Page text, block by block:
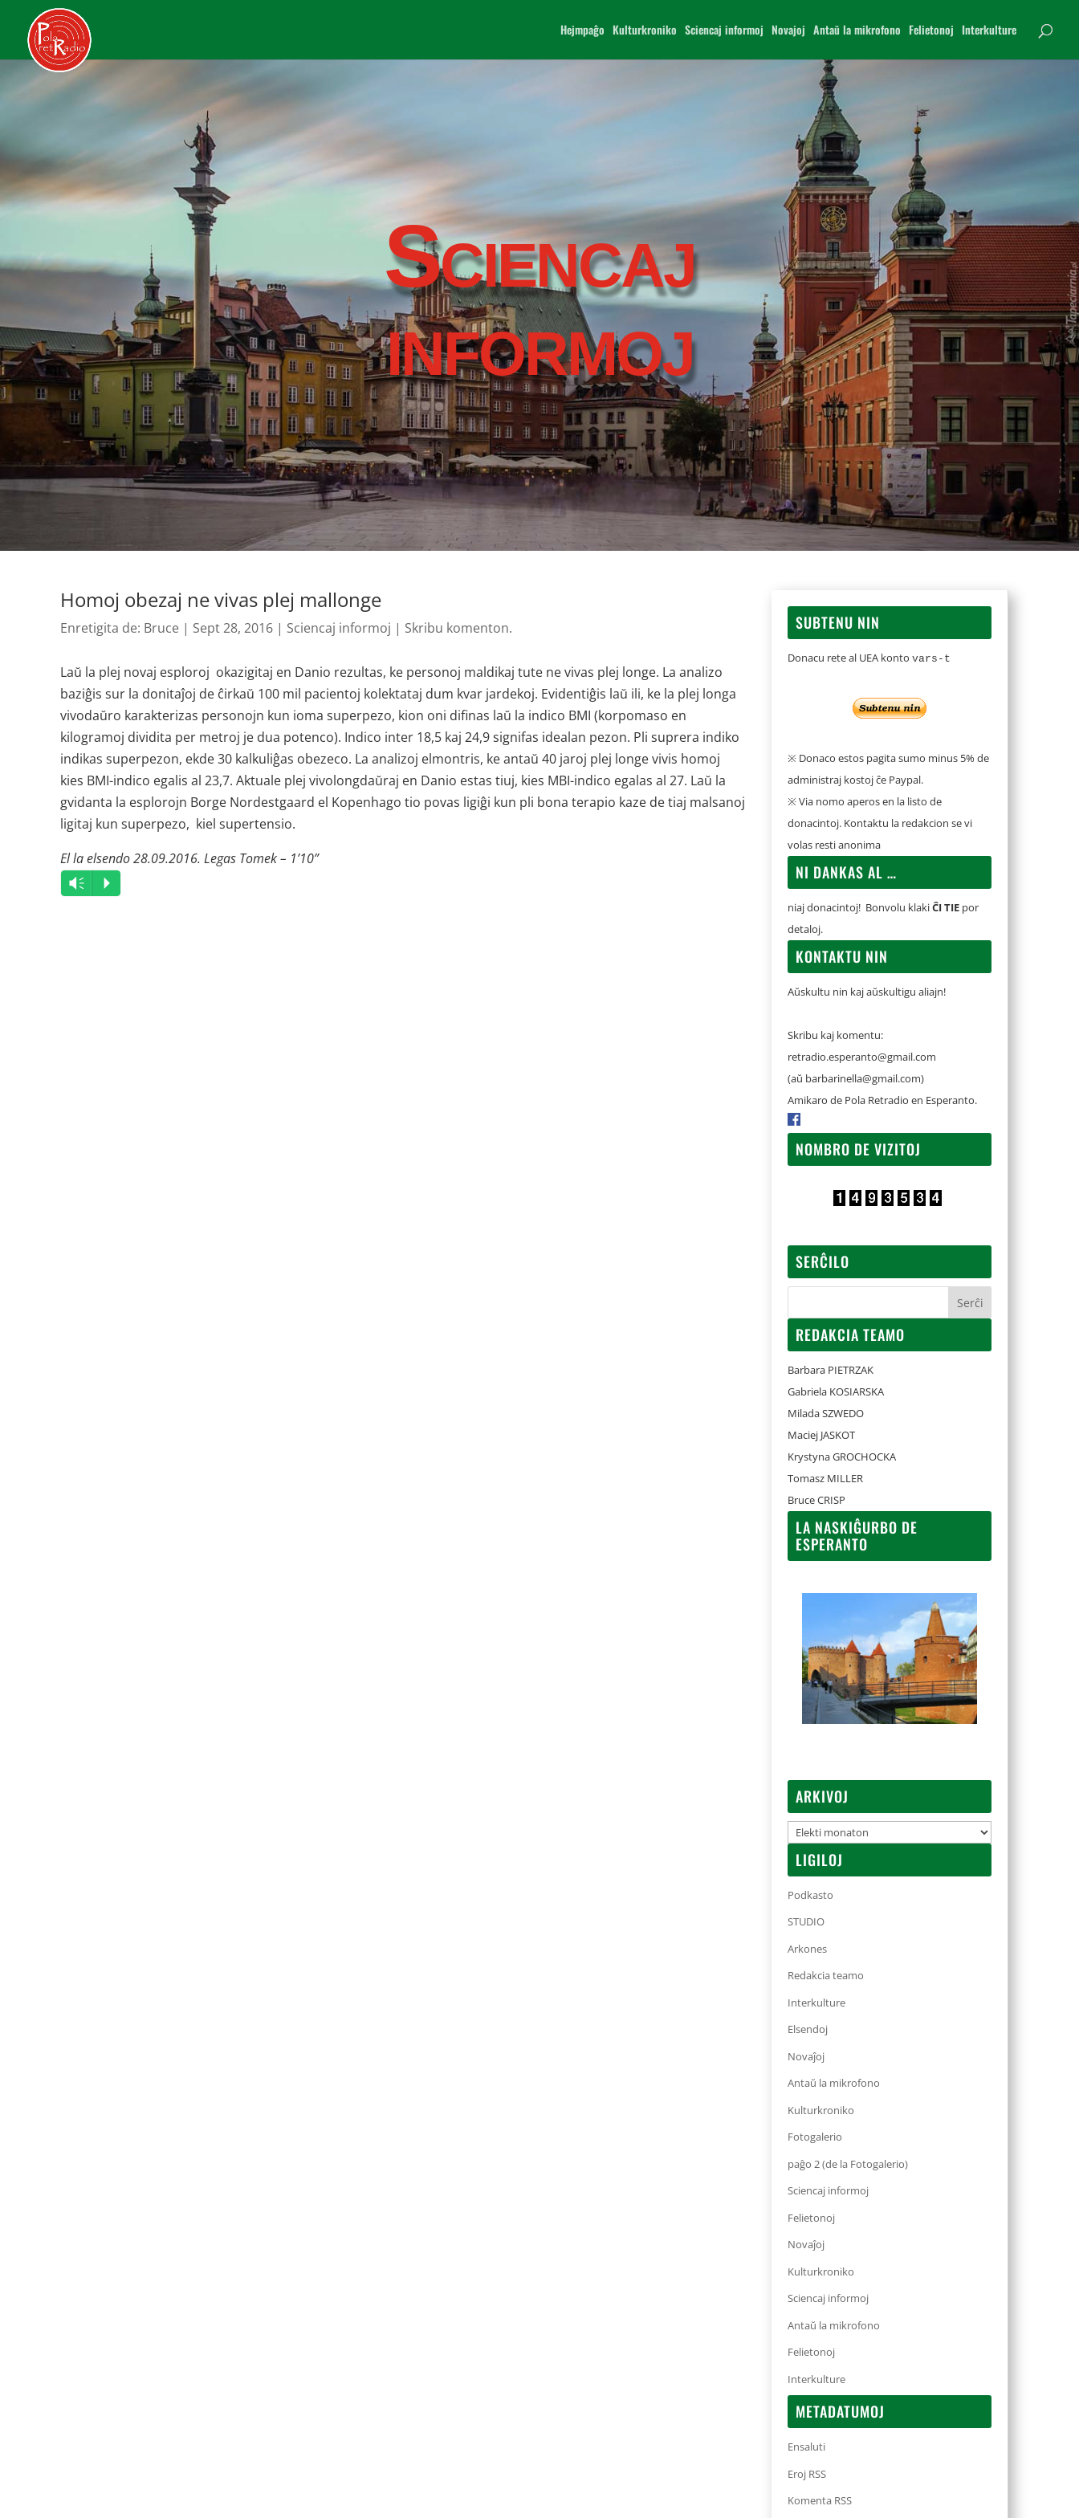
Hejmpaĝo Kulturkroniko Sciencaj informoj Novajoj Antaŭ la mikrofono Felietonoj Interkulture
Sciencaj
informoj
Homoj obezaj ne vivas plej mallonge
Enretigita de: Bruce| Sept 28, 2016| Sciencaj informoj | Skribu komenton.
Laŭ la plej novaj esploroj okazigitaj en Danio rezultas, ke personoj maldikaj tute ne vivas plej longe. La analizo
baziĝis sur la donitaĵoj de ĉirkaŭ 100 mil pacientoj kolektataj dum kvar jardekoj. Evidentiĝis laŭ ili, ke la plej longa
vivodaŭro karakterizas personojn kun ioma superpezo, kion oni difinas laŭ la indico BMI (korpomaso en
kilogramoj dividita per metroj je dua potenco). Indico inter 18,5 kaj 24,9 signifas idealan pezon. Pli suprera indiko
indikas superpezon, ekde 30 kalkuliĝas obezeco. La analizoj elmontris, ke antaŭ 40 jaroj plej longe vivis homoj
kies BMI-indico egalis al 23,7. Aktuale plej vivolongdaŭraj en Danio estas tiuj, kies MBI-indico egalas al 27. Laŭ la
gvidanta la esplorojn Borge Nordestgaard el Kopenhago tio povas ligiĝi kun pli bona terapio kaze de tiaj malsanoj
ligitaj kun superpezo, kiel supertensio.
El la elsendo 28.09.2016. Legas Tomek – 1’10”
Audio
Player
Vm P
SUBTENU NIN
Donacu rete al UEA konto vars-t
※ Donaco estos pagita sumo minus 5% de
administraj kostoj ĉe Paypal.
※ Via nomo aperos en la listo de
donacintoj. Kontaktu la redakcion se vi
volas resti anonima
NI DANKAS AL …
niaj donacintoj! Bonvolu klakiĈI TIEpor
detaloj.
KONTAKTU NIN
Aŭskultu nin kaj aŭskultigu aliajn!
Skribu kaj komentu:
retradio.esperanto@gmail.com
(aŭ barbarinella@gmail.com)
Amikaro de Pola Retradio en Esperanto.
NOMBRO DE VIZITOJ
SERĈILO
REDAKCIA TEAMO
Barbara PIETRZAK
Gabriela KOSIARSKA
Milada SZWEDO
Maciej JASKOT
Krystyna GROCHOCKA
Tomasz MILLER
Bruce CRISP
LA NASKIĜURBO DE
ESPERANTO
ARKIVOJ
Arkivoj
LIGILOJ
Podkasto
STUDIO
Arkones
Redakcia teamo
Interkulture
Elsendoj
Novaĵoj
Antaŭ la mikrofono
Kulturkroniko
Fotogalerio
paĝo 2 (de la Fotogalerio)
Sciencaj informoj
Felietonoj
Novaĵoj
Kulturkroniko
Sciencaj informoj
Antaŭ la mikrofono
Felietonoj
Interkulture
METADATUMOJ
Ensaluti
Eroj RSS
Komenta RSS